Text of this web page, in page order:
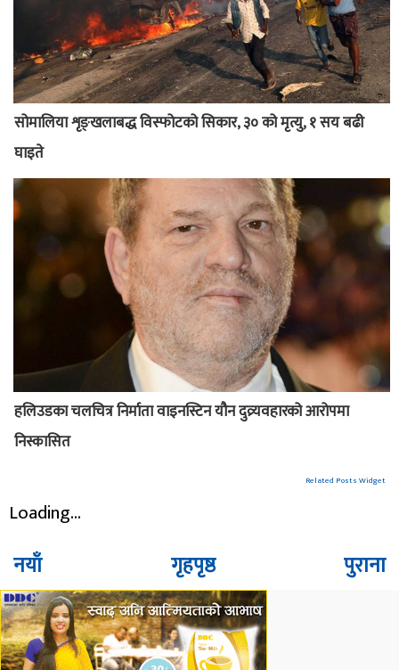
सोमालिया शृङ्खलाबद्ध विस्फोटको सिकार, ३० को मृत्यु, १ सय बढी
घाइते
हलिउडका चलचित्र निर्माता वाइनस्टिन यौन दुव्र्यवहारको आरोपमा
निस्कासित
Related Posts Widget
Loading...
नयाँ पुराना
गृहपृष्ठ